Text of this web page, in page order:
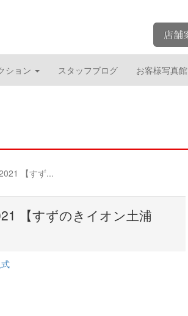
ション スタッフブログ お客様写真館
【すず...
【すずのきイオン土浦